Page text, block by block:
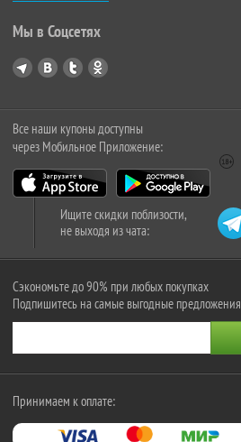
Мы в Соцсетях
Все наши купоны доступны
через Мобильное Приложение:
Ищите скидки поблизости,
не выходя из чата:
Сэкономьте до 90% при любых покупках
Подпишитесь на самые выгодные предложения
Принимаем к оплате: